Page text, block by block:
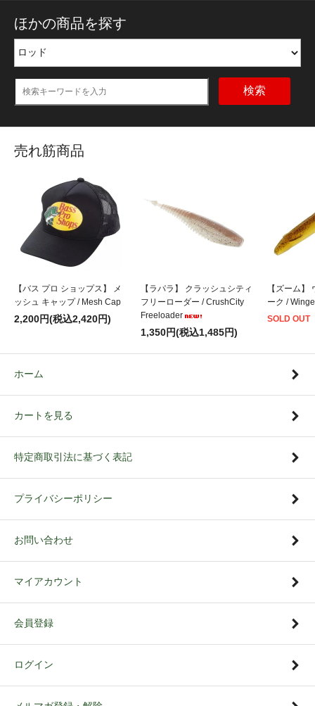
ほかの商品を探す
検索
売れ筋商品
【バス プロ ショップス】 メ
ッシュ キャップ / Mesh Cap
2,200円(税込2,420円)
【ラパラ】 クラッシュシティ
フリーローダー / CrushCity
Freeloader
1,350円(税込1,485円)
【ズーム】
ーク /
SOLD OUT
ホーム
カートを見る
特定商取引法に基づく表記
プライバシーポリシー
お問い合わせ
マイアカウント
会員登録
ログイン